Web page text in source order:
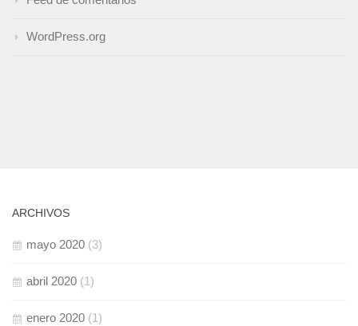
WordPress.org
ARCHIVOS
mayo 2020 (3)
abril 2020 (1)
enero 2020 (1)